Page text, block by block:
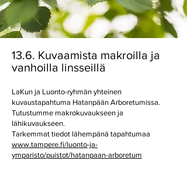
13.6. Kuvaamista makroilla ja
vanhoilla linsseillä
LaKun ja Luonto-ryhmän yhteinen
kuvaustapahtuma Hatanpään Arboretumissa.
Tutustumme makrokuvaukseen ja
lähikuvaukseen.
Tarkemmat tiedot lähempänä tapahtumaa
www.tampere.fi/luonto-ja-
ymparisto/puistot/hatanpaan-arboretum